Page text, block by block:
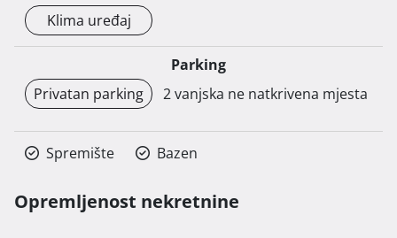
Klima uređaj
Parking
Privatan parking
2 vanjska ne natkrivena mjesta
Spremište Bazen
Opremljenost nekretnine